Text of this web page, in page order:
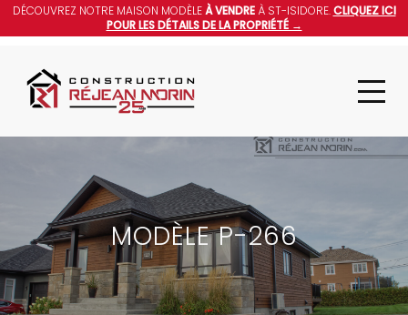
DÉCOUVREZ NOTRE MAISON MODÈLEÀ VENDREÀ ST-ISIDORE.CLIQUEZ ICI
POUR LES DÉTAILS DE LA PROPRIÉTÉ →
MODÈLE P-266